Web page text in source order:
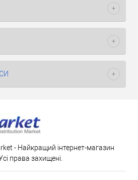
- Найкращий інтернет-магазин
права захищені.